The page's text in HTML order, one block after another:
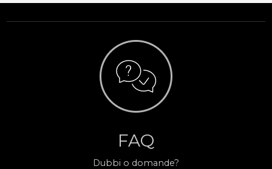
FAQ
Dubbi o domande?